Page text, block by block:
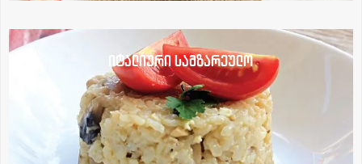
იტალიური სამზარეულო